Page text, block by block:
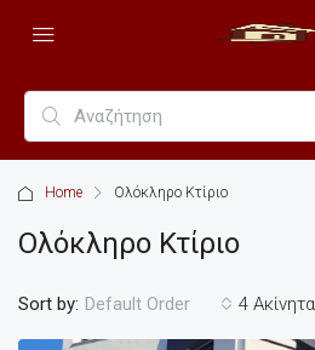
Home Ολόκληρο Κτίριο
Ολόκληρο Κτίριο
4 Ακίνητα
Sort by: Default Order